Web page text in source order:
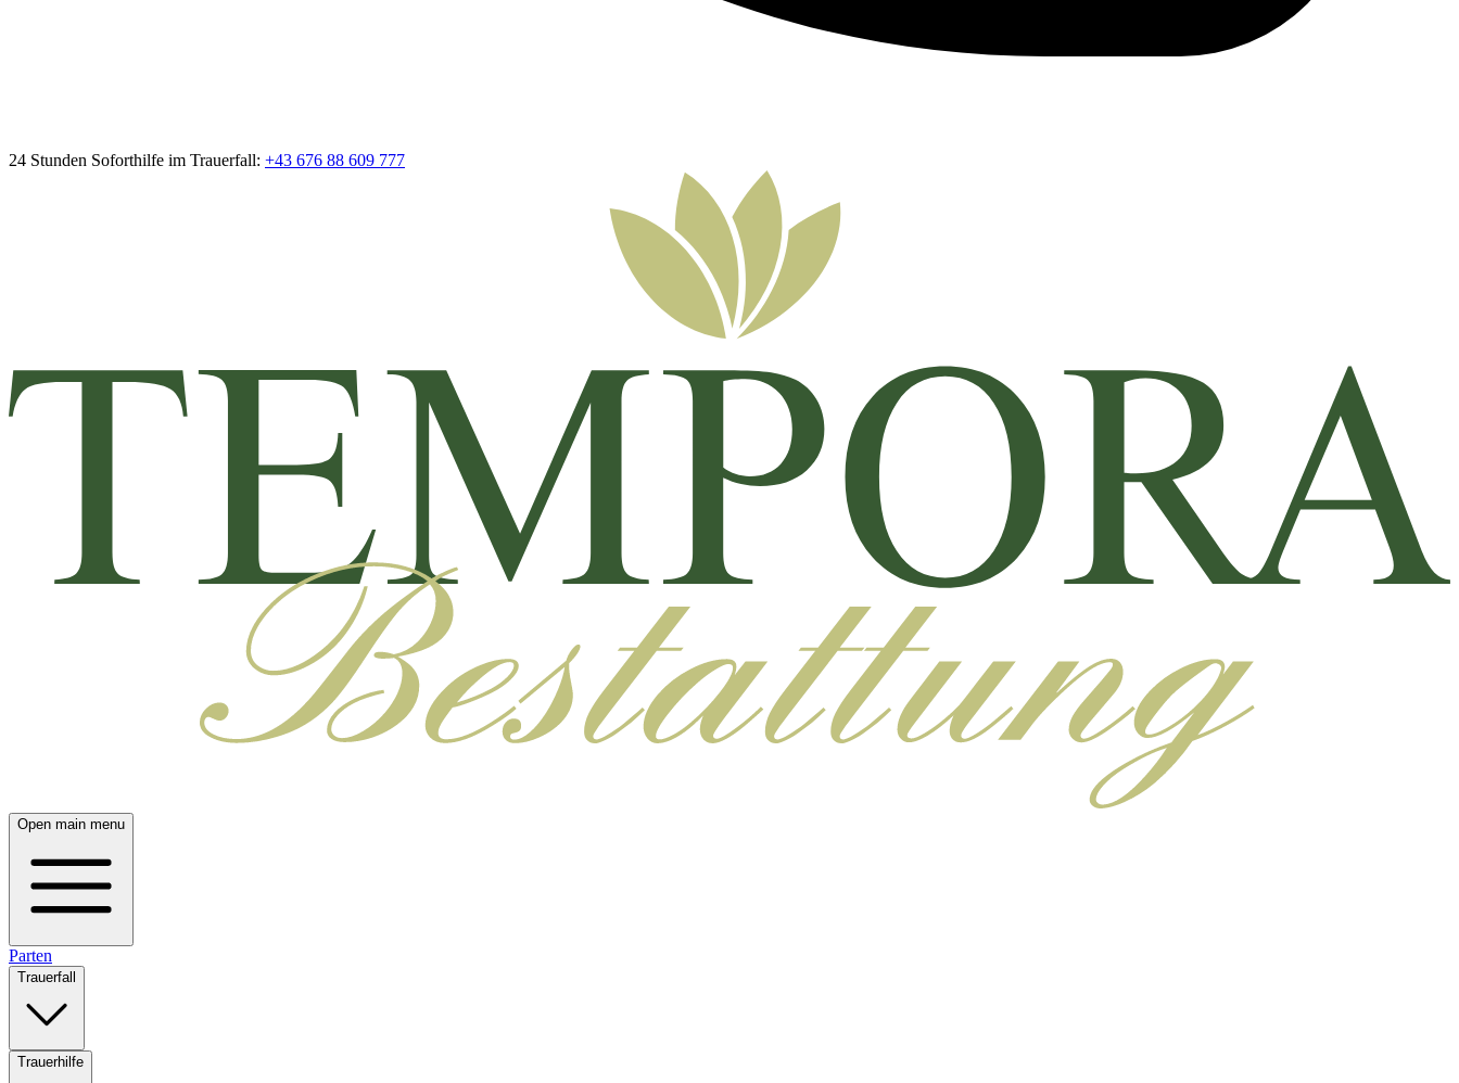
24 Stunden Soforthilfe im Trauerfall: +43 676 88 609 777
Open main menu
Parten
Trauerfall
Trauerhilfe